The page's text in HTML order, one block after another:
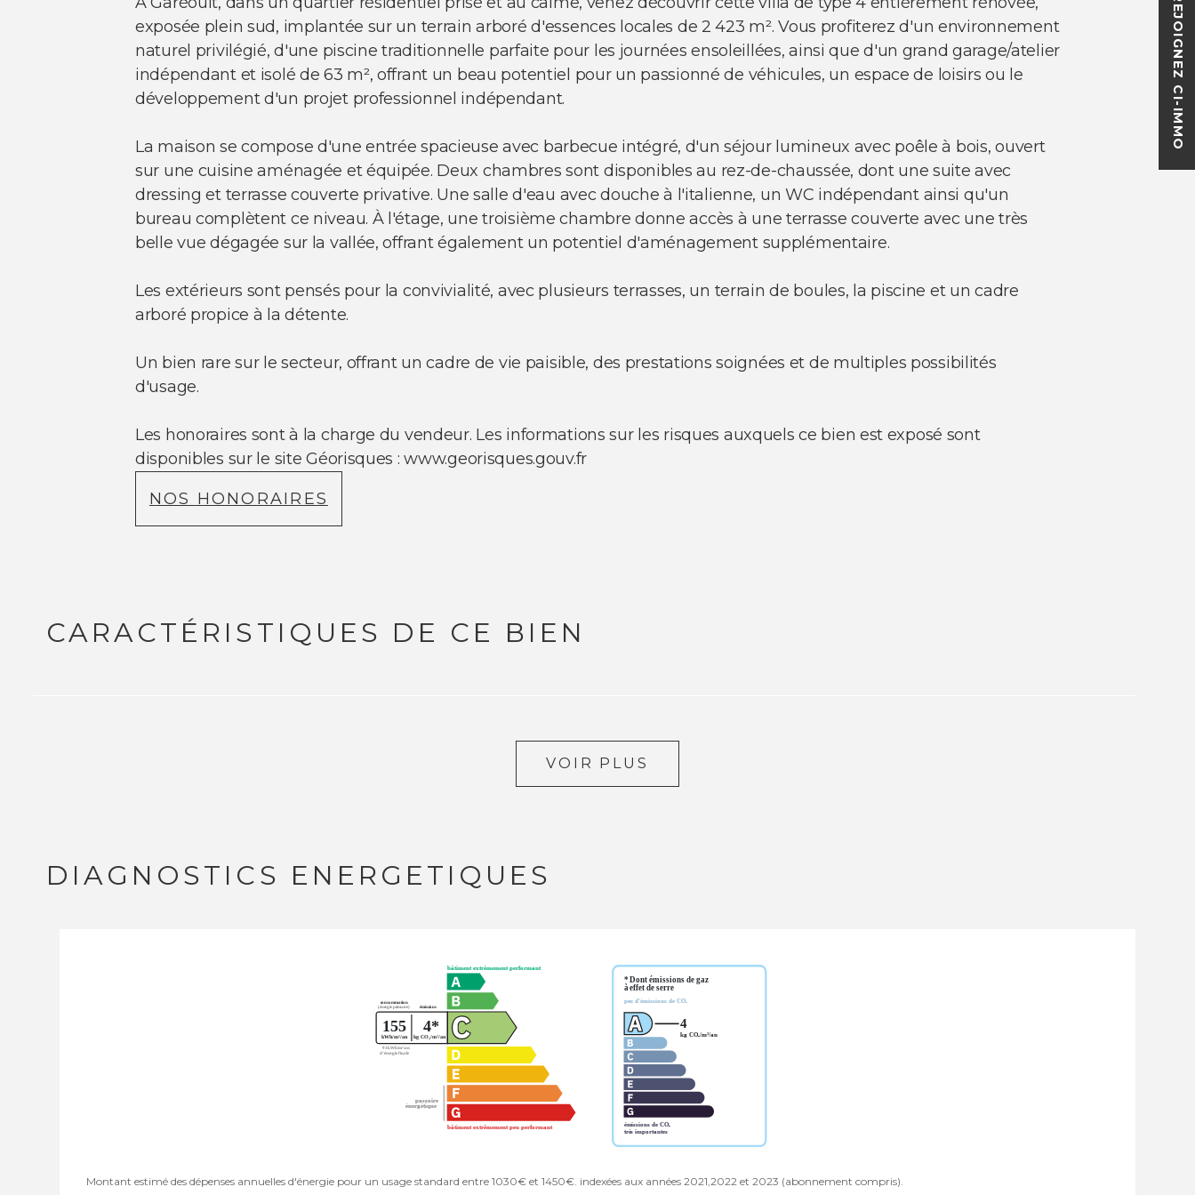
REJOIGNEZ CI-IMMO
exposée plein sud, implantée sur un terrain arboré d'essences locales de 2 423 m². Vous profiterez d'un environnement
naturel privilégié, d'une piscine traditionnelle parfaite pour les journées ensoleillées, ainsi que d'un grand garage/atelier
indépendant et isolé de 63 m², offrant un beau potentiel pour un passionné de véhicules, un espace de loisirs ou le
développement d'un projet professionnel indépendant.
La maison se compose d'une entrée spacieuse avec barbecue intégré, d'un séjour lumineux avec poêle à bois, ouvert
sur une cuisine aménagée et équipée. Deux chambres sont disponibles au rez-de-chaussée, dont une suite avec
dressing et terrasse couverte privative. Une salle d'eau avec douche à l'italienne, un WC indépendant ainsi qu'un
bureau complètent ce niveau. À l'étage, une troisième chambre donne accès à une terrasse couverte avec une très
belle vue dégagée sur la vallée, offrant également un potentiel d'aménagement supplémentaire.
Les extérieurs sont pensés pour la convivialité, avec plusieurs terrasses, un terrain de boules, la piscine et un cadre
arboré propice à la détente.
Un bien rare sur le secteur, offrant un cadre de vie paisible, des prestations soignées et de multiples possibilités
d'usage.
Les honoraires sont à la charge du vendeur. Les informations sur les risques auxquels ce bien est exposé sont
disponibles sur le site Géorisques : www.georisques.gouv.fr
NOS HONORAIRES
CARACTÉRISTIQUES DE CE BIEN
VOIR PLUS
DIAGNOSTICS ENERGETIQUES
Montant estimé des dépenses annuelles d'énergie pour un usage standard entre 1030€ et 1450€. indexées aux années 2021,2022 et 2023 (abonnement compris).